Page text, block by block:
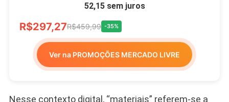
52,15 sem juros
R$297,27R$459,99 -35%
Ver na PROMOÇÕES MERCADO LIVRE
Nesse contexto digital, “materiais” referem-se a